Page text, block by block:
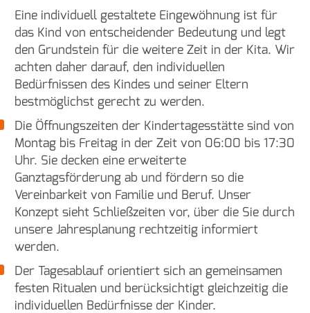
Eine individuell gestaltete Eingewöhnung ist für
das Kind von entscheidender Bedeutung und legt
den Grundstein für die weitere Zeit in der Kita. Wir
achten daher darauf, den individuellen
Bedürfnissen des Kindes und seiner Eltern
bestmöglichst gerecht zu werden.
Die Öffnungszeiten der Kindertagesstätte sind von
Montag bis Freitag in der Zeit von 06:00 bis 17:30
Uhr. Sie decken eine erweiterte
Ganztagsförderung ab und fördern so die
Vereinbarkeit von Familie und Beruf. Unser
Konzept sieht Schließzeiten vor, über die Sie durch
unsere Jahresplanung rechtzeitig informiert
werden.
Der Tagesablauf orientiert sich an gemeinsamen
festen Ritualen und berücksichtigt gleichzeitig die
individuellen Bedürfnisse der Kinder.